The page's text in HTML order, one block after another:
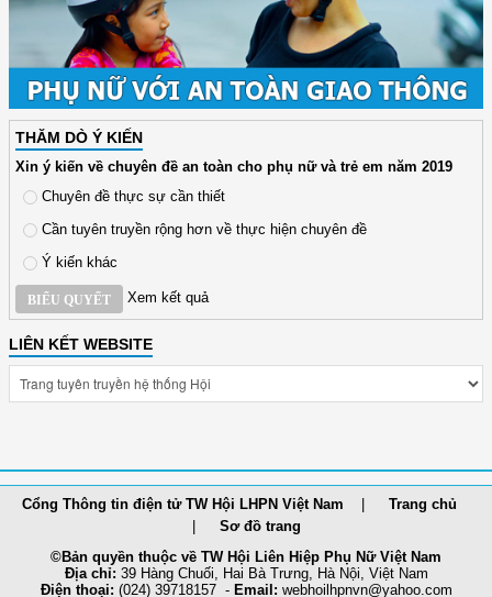
THĂM DÒ Ý KIẾN
Xin ý kiến về chuyên đề an toàn cho phụ nữ và trẻ em năm 2019
Chuyên đề thực sự cần thiết
Cần tuyên truyền rộng hơn về thực hiện chuyên đề
Ý kiến khác
BIỂU QUYẾT Xem kết quả
LIÊN KẾT WEBSITE
Cổng Thông tin điện tử TW Hội LHPN Việt Nam
Trang chủ
Sơ đồ trang
©Bản quyền thuộc về TW Hội Liên Hiệp Phụ Nữ Việt Nam
Địa chỉ: 39 Hàng Chuối, Hai Bà Trưng, Hà Nội, Việt Nam
Điện thoại: (024) 39718157 - Email: webhoilhpnvn@yahoo.com